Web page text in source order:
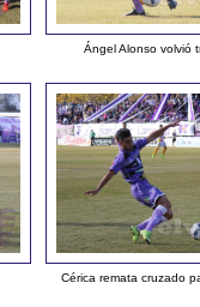
Ángel Alonso volvió
Cérica remata cruzado